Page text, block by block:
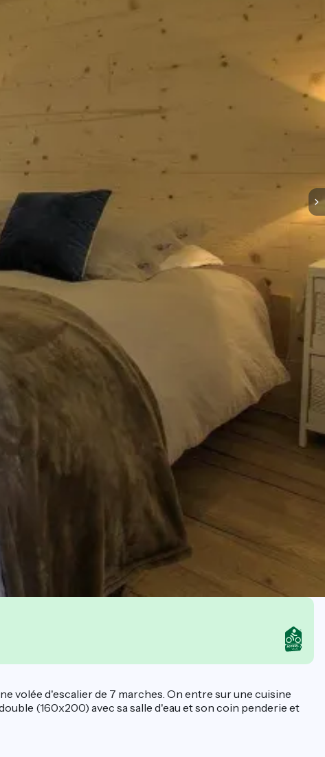
volée d'escalier de 7 marches. On entre sur une cuisine
(160x200) avec sa salle d'eau et son coin penderie et